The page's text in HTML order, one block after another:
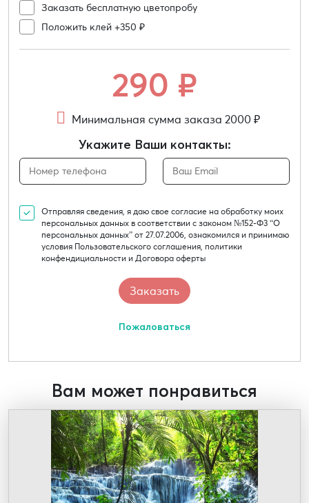
Заказать бесплатную цветопробу
Положить клей +350 ₽
290 ₽
Минимальная сумма заказа 2000 ₽
Укажите Ваши контакты:
Отправляя сведения, я даю свое согласие на обработку моих
персональных данных в соответствии с законом №152-Ф3 “О
персональных данных” от 27.07.2006, ознакомился и принимаю
условия Пользовательского соглашения, политики
конфендициальности и Договора оферты
Пожаловаться
Вам может понравиться